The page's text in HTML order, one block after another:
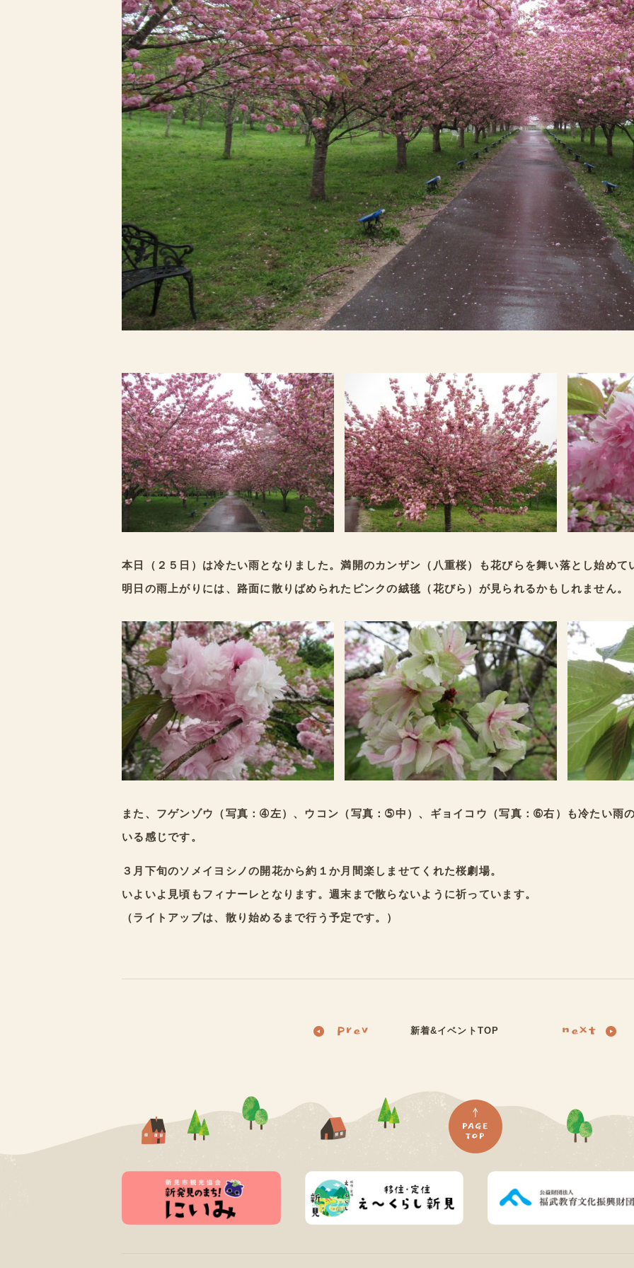
本日（２５日）は冷たい雨となりました。満開のカンザン（八重桜）も花びらを舞い落とし始めて
明日の雨上がりには、路面に散りばめられたピンクの絨毯（花びら）が見られるかもしれません。
また、フゲンゾウ（写真：➃左）、ウコン（写真：➄中）、ギョイコウ（写真：➅右）も冷たい雨
いる感じです。
３月下旬のソメイヨシノの開花から約１か月間楽しませてくれた桜劇場。
いよいよ見頃もフィナーレとなります。週末まで散らないように祈っています。
（ライトアップは、散り始めるまで行う予定です。）
新着&イベントTOP